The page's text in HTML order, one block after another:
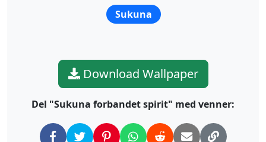
Sukuna
Download Wallpaper
Del "Sukuna forbandet spirit" med venner: